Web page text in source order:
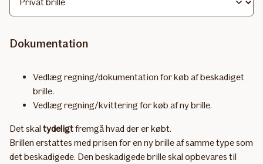
Dokumentation
Vedlæg regning/dokumentation for køb af beskadiget
brille.
Vedlæg regning/kvittering for køb af ny brille.
Det skal tydeligtfremgå hvad der er købt.
Brillen erstattes med prisen for en ny brille af samme type som
det beskadigede. Den beskadigede brille skal opbevares til